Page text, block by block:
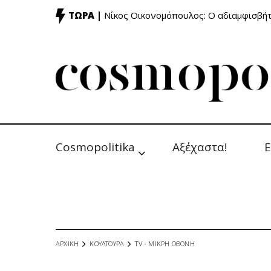
ΤΩΡΑ | Νίκος Οικονομόπουλος: Ο
Cosmopolitika Αξέχαστα!
ΑΡΧΙΚΗ ΚΟΥΛΤΟΥΡΑ TV - MΙΚΡΗ ΟΘΟΝΗ